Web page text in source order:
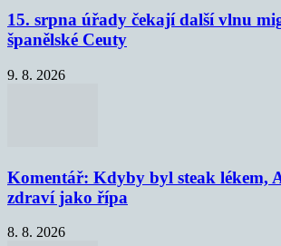
15. srpna úřady čekají další vlnu
španělské Ceuty
9. 8. 2026
Komentář: Kdyby byl steak lékem,
zdraví jako řípa
8. 8. 2026